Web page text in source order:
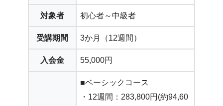
対象者 初心者～中級者
受講期間 3か月（12週間）
入会金 55,000円
■ベーシックコース
・12週間：283,800円(約94,60